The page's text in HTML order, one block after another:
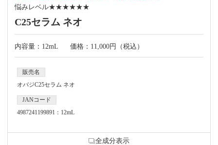
悩みレベル★★★★★★
C25セラム ネオ
内容量：12mL 価格：11,000円（税込）
販売名
オバジC25セラム ネオ
JANコード
4987241199891：12mL
全成分表示